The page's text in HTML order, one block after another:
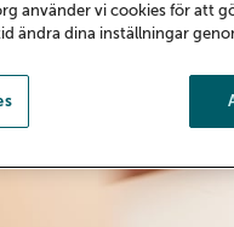
använder vi cookies för att
ändra dina inställningar